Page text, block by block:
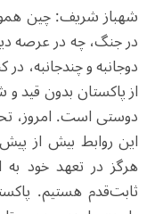
شهباز شریف: چین
در جنگ، چه در عرصه
دوجانبه و چندجانبه،
از پاکستان بدون
دوستی است. امروز،
این روابط بیش از
هرگز در تعهد خود به
ثابت‌قدم هستیم.